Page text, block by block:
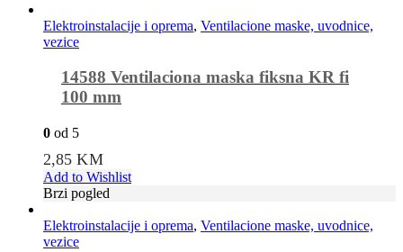
Elektroinstalacije i oprema, Ventilacione maske, uvodnice,
vezice
14588 Ventilaciona maska fiksna KR fi
100 mm
0 od 5
2,85KM
Add to Wishlist
Brzi pogled
Elektroinstalacije i oprema, Ventilacione maske, uvodnice,
vezice